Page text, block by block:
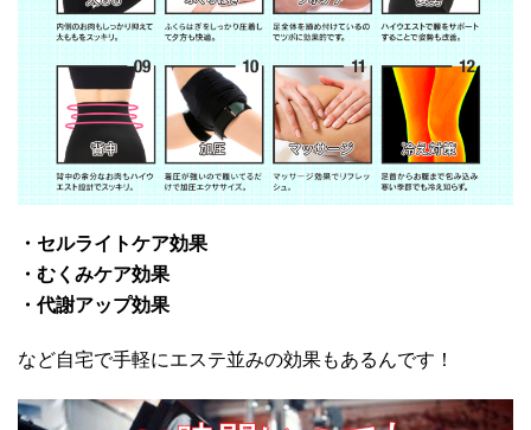
・セルライトケア効果
・むくみケア効果
・代謝アップ効果
など自宅で手軽にエステ並みの効果もあるんです！